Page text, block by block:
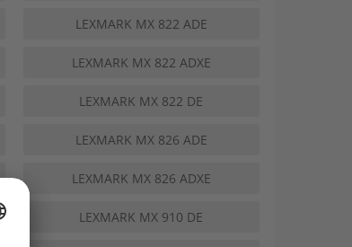
LEXMARK MX 822 ADE
LEXMARK MX 822 ADXE
LEXMARK MX 822 DE
LEXMARK MX 826 ADE
LEXMARK MX 826 ADXE
LEXMARK MX 910 DE